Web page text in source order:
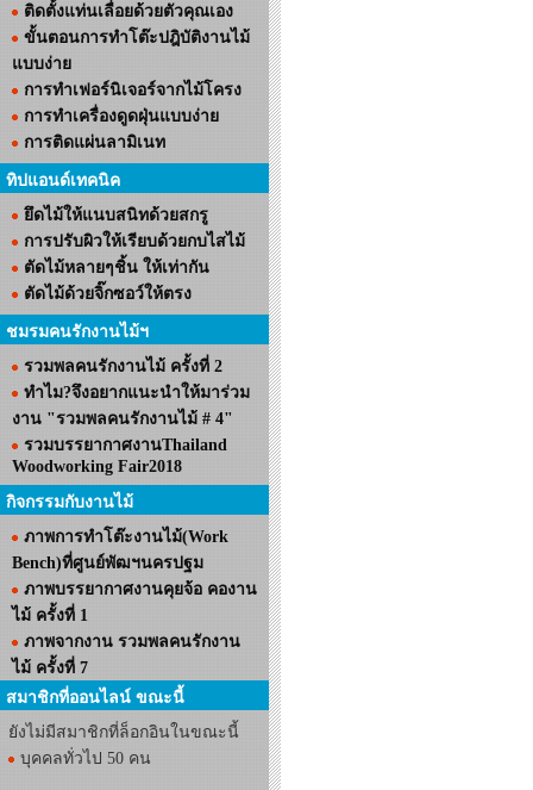
ติดตั้งแท่นเลื่อยด้วยตัวคุณเอง
ขั้นตอนการทำโต๊ะปฎิบัติงานไม้
แบบง่าย
การทำเฟอร์นิเจอร์จากไม้โครง
การทำเครื่องดูดฝุ่นแบบง่าย
การติดแผ่นลามิเนท
ทิปแอนด์เทคนิค
ยึดไม้ให้แนบสนิทด้วยสกรู
การปรับผิวให้เรียบด้วยกบไสไม้
ตัดไม้หลายๆชิ้น ให้เท่ากัน
ตัดไม้ด้วยจิ๊กซอว์ให้ตรง
ชมรมคนรักงานไม้ฯ
รวมพลคนรักงานไม้ ครั้งที่ 2
ทำไม?จึงอยากแนะนำให้มาร่วม
งาน "รวมพลคนรักงานไม้ # 4"
รวมบรรยากาศงานThailand
Woodworking Fair2018
กิจกรรมกับงานไม้
ภาพการทำโต๊ะงานไม้(Work
Bench)ที่ศูนย์พัฒฯนครปฐม
ภาพบรรยากาศงานคุยจ้อ คองาน
ไม้ ครั้งที่ 1
ภาพจากงาน รวมพลคนรักงาน
ไม้ ครั้งที่ 7
สมาชิกที่ออนไลน์ ขณะนี้
ยังไม่มีสมาชิกที่ล็อกอินในขณะนี้
บุคคลทั่วไป 50 คน